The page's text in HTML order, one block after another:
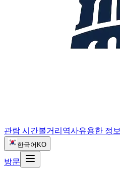
관람 시간볼거리 역사유용한 정보
한국어 KO
방문